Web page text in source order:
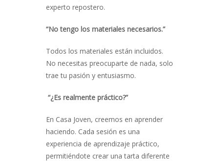
experto repostero.
“No tengo los materiales necesarios.”
Todos los materiales están incluidos.
No necesitas preocuparte de nada, solo
trae tu pasión y entusiasmo.
“¿Es realmente práctico?”
En Casa Joven, creemos en aprender
haciendo. Cada sesión es una
experiencia de aprendizaje práctico,
permitiéndote crear una tarta diferente